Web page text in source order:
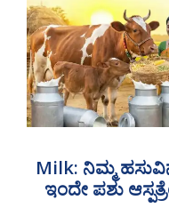
Milk: ನಿಮ್ಮ
ಇಂದೇ ಪಶು